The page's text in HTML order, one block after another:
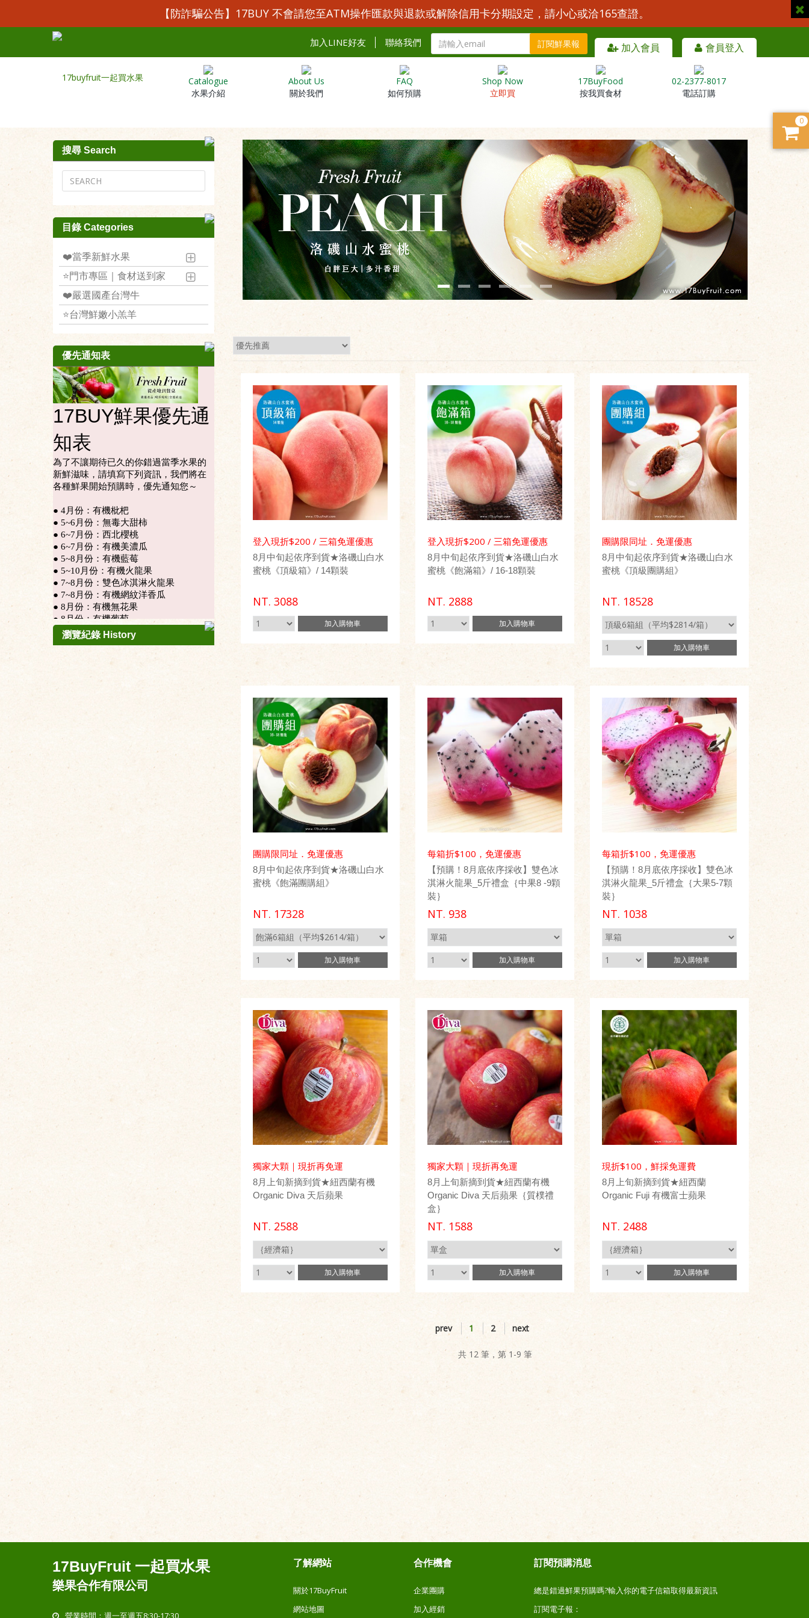
【防詐騙公告】17BUY 不會請您至ATM操作匯款與退款或解除信用卡分期設定，請小心或洽165查證。
加入會員 會員登入
加入LINE好友 聯絡我們 訂閱鮮果報
Catalogue
水果介紹
About Us
關於我們
FAQ
如何預購
Shop Now
立即買
17BuyFood
按我買食材
02-2377-8017
電話訂購
搜尋 Search
目錄 Categories
❤️當季新鮮水果
⭐️門市專區｜食材送到家
❤️嚴選國產台灣牛
⭐️台灣鮮嫩小羔羊
優先通知表
瀏覽紀錄 History
登入現折$200 / 三箱免運優惠
8月中旬起依序到貨★洛磯山白水
蜜桃《頂級箱》/ 14顆裝
NT. 3088
加入購物車
登入現折$200 / 三箱免運優惠
8月中旬起依序到貨★洛磯山白水
蜜桃《飽滿箱》/ 16-18顆裝
NT. 2888
加入購物車
團購限同址．免運優惠
8月中旬起依序到貨★洛磯山白水
蜜桃《頂級團購組》
NT. 18528
加入購物車
團購限同址．免運優惠
8月中旬起依序到貨★洛磯山白水
蜜桃《飽滿團購組》
NT. 17328
加入購物車
每箱折$100，免運優惠
【預購！8月底依序採收】雙色冰
淇淋火龍果_5斤禮盒｛中果8 -9顆
裝｝
NT. 938
加入購物車
每箱折$100，免運優惠
【預購！8月底依序採收】雙色冰
淇淋火龍果_5斤禮盒｛大果5-7顆
裝｝
NT. 1038
加入購物車
獨家大顆｜現折再免運
8月上旬新摘到貨★紐西蘭有機
Organic Diva 天后蘋果
NT. 2588
加入購物車
獨家大顆｜現折再免運
8月上旬新摘到貨★紐西蘭有機
Organic Diva 天后蘋果｛質樸禮
盒｝
NT. 1588
加入購物車
現折$100，鮮採免運費
8月上旬新摘到貨★紐西蘭
Organic Fuji 有機富士蘋果
NT. 2488
加入購物車
prev 1 2 next
共 12 筆，第 1-9 筆
0
17BuyFruit 一起買水果
樂果合作有限公司
營業時間：週一至週五8:30-17:30
了解網站
關於17BuyFruit
網站地圖
合作機會
企業團購
加入經銷
訂閱預購消息
總是錯過鮮果預購嗎?輸入你的電子信箱取得最新資訊
訂閱電子報：